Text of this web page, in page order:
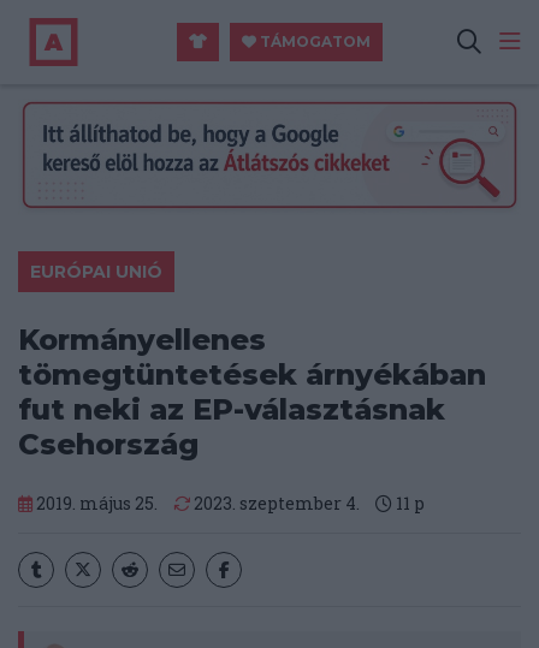
TÁMOGATOM
EURÓPAI UNIÓ
Kormányellenes
tömegtüntetések árnyékában
fut neki az EP-választásnak
Csehország
2019. május 25. 2023. szeptember 4. 11 p